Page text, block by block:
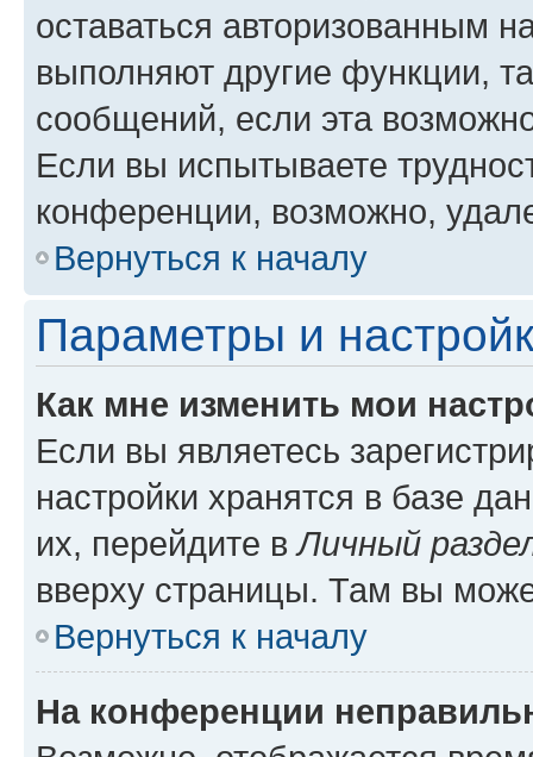
оставаться авторизованным
выполняют другие функции,
сообщений, если эта
Если вы испытываете
конференции, возможно,
Вернуться к началу
Параметры и
Как мне изменить мои
Если вы являетесь
настройки хранятся в базе
их, перейдите вЛичный
вверху страницы. Там вы
Вернуться к началу
На конференции